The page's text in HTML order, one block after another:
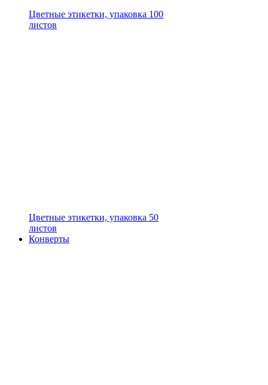
Цветные этикетки, упаковка 100
листов
Цветные этикетки, упаковка 50
листов
Конверты